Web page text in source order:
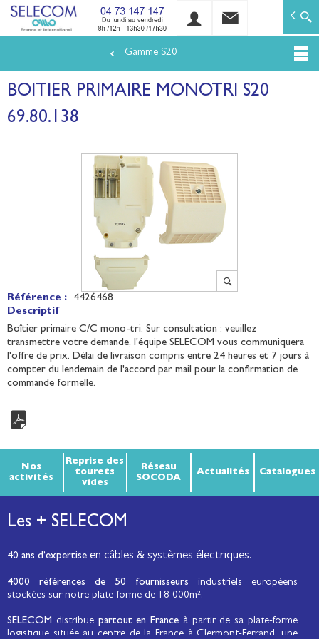
au
contenu
SELECOM
Matériels de réseaux électriques basse tension et
Gamme S20
BOITIER PRIMAIRE MONOTRI S20
69.80.138
Référence :
4426468
Descriptif
Boîtier primaire C/C mono-tri. Sur consultation : veuillez
transmettre votre demande, l'équipe SELECOM vous communiquera
l'offre de prix. Délai de livraison compris entre 24 heures et 7 jours à
compter du lendemain de l'accord par mail pour la confirmation de
commande formelle.
Nos
activités
Reprise des
tourets
vides
Réseau
SOCODA
Actualités Catalogues
Les + SELECOM
40 ans d’expertise en câbles & systèmes électriques.
4000 références de 50 fournisseurs industriels européens
stockées sur notre plate-forme de 18 000m².
SELECOM distribue partout en France à partir de sa plate-forme
logistique située au centre de la France à Clermont-Ferrand, une